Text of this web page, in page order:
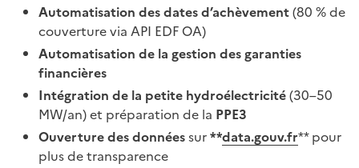
Automatisation des dates d’achèvement(80 % de
couverture via API EDF OA)
Automatisation de la gestion des garanties
financières
Intégration de la petite hydroélectricité(30–50
MW/an) et préparation de la PPE3
Ouverture des donnéessur**data.gouv.fr** pour
plus de transparence